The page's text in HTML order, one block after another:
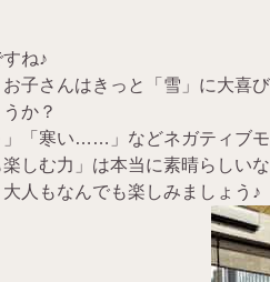
ね♪
子さんはきっと「雪」に大喜
か？
」「寒い……」などネガティブ
しむ力」は本当に素晴らしい
人もなんでも楽しみましょう♪